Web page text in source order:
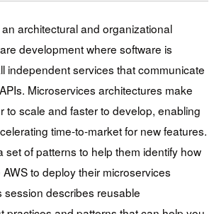
architectural and organizational
development where software is
independent services that communicate
Microservices architectures make
to scale and faster to develop, enabling
time-to-market for new features.
set of patterns to help them identify how
to deploy their microservices
session describes reusable